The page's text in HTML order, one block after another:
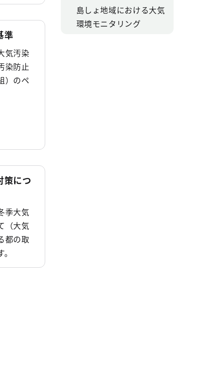
準
気汚染
染防止
）のペ
策につ
季大気
（大気
都の取
島しょ地域における大気
環境モニタリング